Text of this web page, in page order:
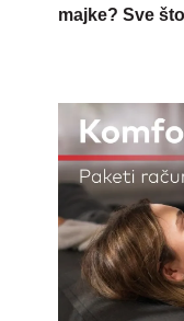
majke? Sve